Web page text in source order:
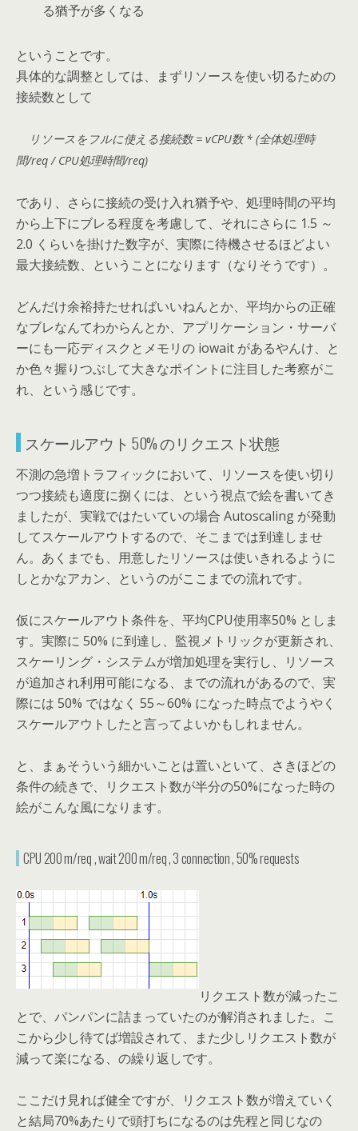
る猶予が多くなる
ということです。
具体的な調整としては、まずリソースを使い切るための
接続数として
リソースをフルに使える接続数 = vCPU数 * (全体処理時
間/req / CPU処理時間/req)
であり、さらに接続の受け入れ猶予や、処理時間の平均
から上下にブレる程度を考慮して、それにさらに 1.5 ～
2.0 くらいを掛けた数字が、実際に待機させるほどよい
最大接続数、ということになります（なりそうです）。
どんだけ余裕持たせればいいねんとか、平均からの正確
なブレなんてわからんとか、アプリケーション・サーバ
ーにも一応ディスクとメモリの iowait があるやんけ、と
か色々握りつぶして大きなポイントに注目した考察がこ
れ、という感じです。
スケールアウト 50% のリクエスト状態
不測の急増トラフィックにおいて、リソースを使い切り
つつ接続も適度に捌くには、という視点で絵を書いてき
ましたが、実戦ではたいていの場合 Autoscaling が発動
してスケールアウトするので、そこまでは到達しませ
ん。あくまでも、用意したリソースは使いきれるように
しとかなアカン、というのがここまでの流れです。
仮にスケールアウト条件を、平均CPU使用率50% としま
す。実際に 50% に到達し、監視メトリックが更新され、
スケーリング・システムが増加処理を実行し、リソース
が追加され利用可能になる、までの流れがあるので、実
際には 50% ではなく 55～60% になった時点でようやく
スケールアウトしたと言ってよいかもしれません。
と、まぁそういう細かいことは置いといて、さきほどの
条件の続きで、リクエスト数が半分の50%になった時の
絵がこんな風になります。
CPU 200 m/req , wait 200 m/req , 3 connection , 50% requests
リクエスト数が減ったこ
とで、パンパンに詰まっていたのが解消されました。こ
こから少し待てば増設されて、また少しリクエスト数が
減って楽になる、の繰り返しです。
ここだけ見れば健全ですが、リクエスト数が増えていく
と結局70%あたりで頭打ちになるのは先程と同じなの